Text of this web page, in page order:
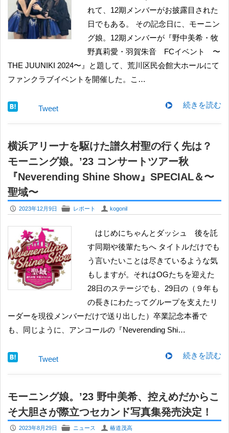
れて、12期メンバーがお披露目された
日でもある。 その記念日に、モーニン
グ娘。12期メンバーが『野中美希・牧
野真莉愛・羽賀朱音 FCイベント 〜
THE JUUNIKI 2024〜』と題して、荒川区民会館大ホールにて
ファンクラブイベントを開催した。こ…
続きを読む
Tweet
横浜アリーナを駆けた譜久村聖の行く先は？
モーニング娘。’23 コンサートツアー秋
『Neverending Shine Show』SPECIAL＆〜
聖域〜
P 2023年12月9日 F レポート U kogonil
はじめにちゃんとダッシュ 後を託
す同期や後輩たちへ タイトルだけでも
う言いたいことは尽きているような気
もしますが。それはOGたちを迎えた
28日のステージでも、29日の（９年も
の長きにわたってグループを支えたリ
ーダーを現役メンバーだけで送り出した）卒業記念本番で
も、同じように、アンコールの『Neverending Shi…
続きを読む
Tweet
モーニング娘。’23 野中美希、控えめだからこ
そ大胆さが際立つセカンド写真集発売決定！
P 2023年8月29日 F ニュース U 椿道茂高